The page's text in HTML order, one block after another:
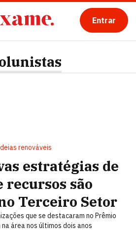
Entrar
renováveis
estratégias de
recursos são
Terceiro Setor
que se destacaram no Prêmio
área nos últimos dois anos